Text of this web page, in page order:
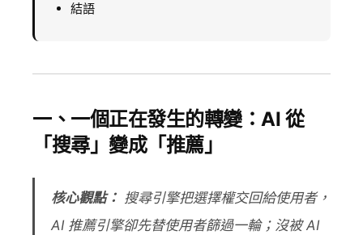
結語
一、一個正在發生的轉變：AI 從
「搜尋」變成「推薦」
核心觀點： 搜尋引擎把選擇權交回給使用者，
AI 推薦引擎卻先替使用者篩過一輪；沒被 AI